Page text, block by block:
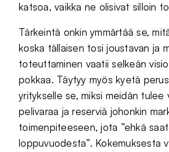
katsoa, vaikka ne olisivat silloin
Tärkeintä onkin ymmärtää se,
koska tällaisen tosi joustavan ja
toteuttaminen vaatii selkeän
pokkaa. Täytyy myös kyetä
yritykselle se, miksi meidän tulee
pelivaraa ja reserviä johonkin
toimenpiteeseen, jota ”ehkä
loppuvuodesta”. Kokemuksesta